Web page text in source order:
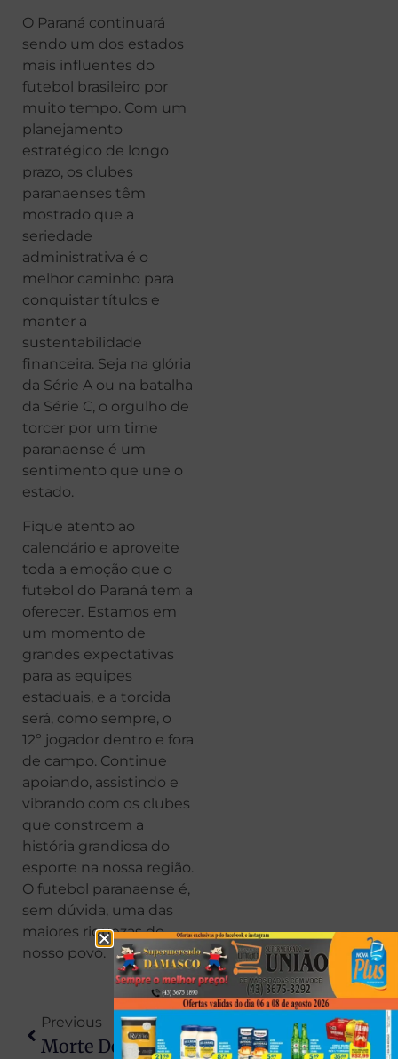
O Paraná continuará
sendo um dos estados
mais influentes do
futebol brasileiro por
muito tempo. Com um
planejamento
estratégico de longo
prazo, os clubes
paranaenses têm
mostrado que a
seriedade
administrativa é o
melhor caminho para
conquistar títulos e
manter a
sustentabilidade
financeira. Seja na glória
da Série A ou na batalha
da Série C, o orgulho de
torcer por um time
paranaense é um
sentimento que une o
estado.
Fique atento ao
calendário e aproveite
toda a emoção que o
futebol do Paraná tem a
oferecer. Estamos em
um momento de
grandes expectativas
para as equipes
estaduais, e a torcida
será, como sempre, o
12º jogador dentro e fora
de campo. Continue
apoiando, assistindo e
vibrando com os clubes
que constroem a
história grandiosa do
esporte na nossa região.
O futebol paranaense é,
sem dúvida, uma das
maiores riquezas do
nosso povo.
Previous
Morte De Menina De 6 Anos Em Acidente Com Caminhão Gera Comoção No PR
Next
Capotamento Com Trabalhadores Deixa Quatro Feridos Em Teodoro Sampaio